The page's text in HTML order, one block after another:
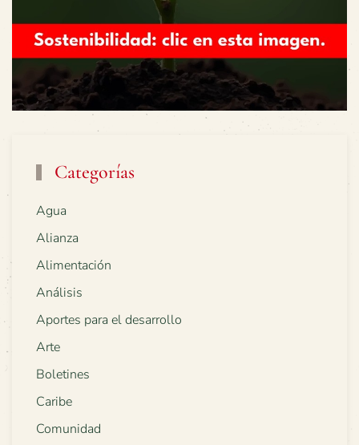
Categorías
Agua
Alianza
Alimentación
Análisis
Aportes para el desarrollo
Arte
Boletines
Caribe
Comunidad